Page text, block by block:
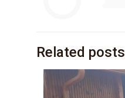
Related posts